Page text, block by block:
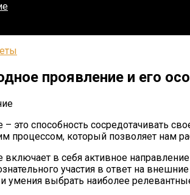
проявление и его
это способность сосредотачивать
процессом, который позволяет нам
в себя активное
участия в ответ на
и умения выбрать наиболее